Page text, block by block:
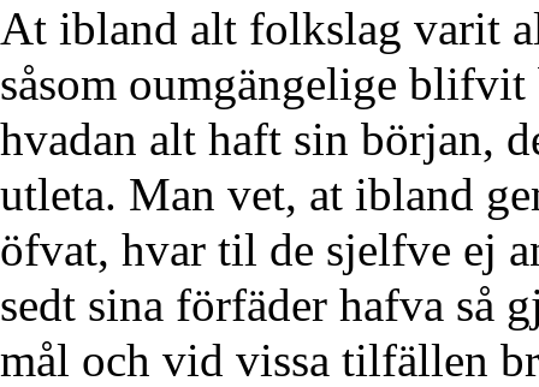
At ibland alt folkslag varit
såsom oumgängelige
hvadan alt haft sin början,
utleta. Man vet, at ibland
öfvat, hvar til de sjelfve ej
sedt sina förfäder hafva så
mål och vid vissa tilfällen